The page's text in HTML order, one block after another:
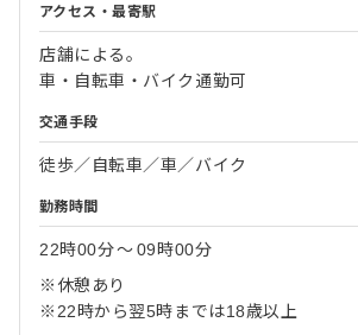
アクセス・最寄駅
店舗による。
車・自転車・バイク通勤可
交通手段
徒歩／自転車／車／バイク
勤務時間
22時00分〜09時00分
※休憩あり
※22時から翌5時までは18歳以上